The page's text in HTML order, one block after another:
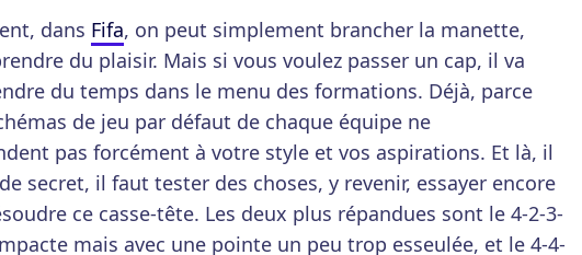
dans Fifa, on peut simplement brancher la manette,
du plaisir. Mais si vous voulez passer un cap, il va
du temps dans le menu des formations. Déjà, parce
de jeu par défaut de chaque équipe ne
pas forcément à votre style et vos aspirations. Et là, il
secret, il faut tester des choses, y revenir, essayer encore
ce casse-tête. Les deux plus répandues sont le 4-2-3-
mais avec une pointe un peu trop esseulée, et le 4-4-